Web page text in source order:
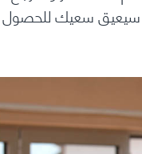
سيعيق سعيك